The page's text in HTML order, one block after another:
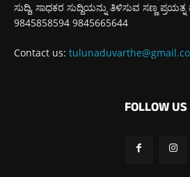
ಸುದ್ದಿ, ಸಾಧಕರ ಸುದ್ದಿಯನ್ನು ತಿಳಿಸುವ ಸಣ್ಣ
9845858594 9845665644
Contact us:
FOLLOW US